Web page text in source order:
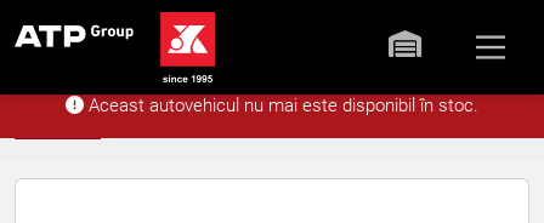
Aceast autovehicul nu mai este disponibil în stoc.
Acasă Stoc Mazda CX-30 5WGN